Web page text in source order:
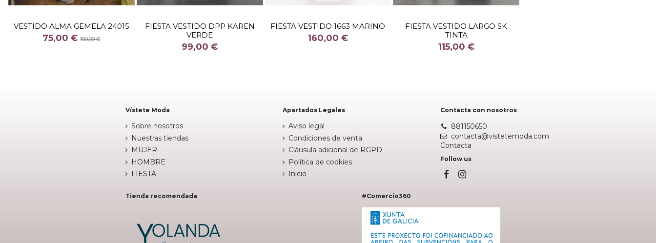
VESTIDO ALMA GEMELA 24015
75,00 €150,00 €
COLOR
FIESTA VESTIDO DPP KAREN
VERDE
99,00 €
TALLA
COLOR
FIESTA VESTIDO 1663 MARINO
160,00 €
TALLA
COLOR
FIESTA VESTIDO LARGO SK
TINTA
115,00 €
COLOR
AZULON
Vístete Moda
Sobre nosotros
Nuestras tiendas
MUJER
HOMBRE
FIESTA
Apartados Legales
Aviso legal
Condiciones de venta
Cláusula adicional de RGPD
Política de cookies
Inicio
Contacta con nosotros
881150650
contacta@vistetemoda.com
Contacta
Follow us
Tienda recomendada #Comercio360